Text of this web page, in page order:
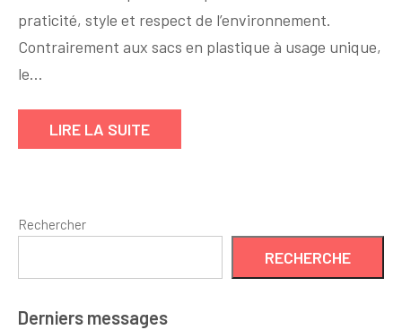
:
L’Accessoire
Pratique
praticité, style et respect de l’environnement.
Contrairement aux sacs en plastique à usage unique,
le…
LIRE LA SUITE
Rechercher
RECHERCHE
Derniers messages